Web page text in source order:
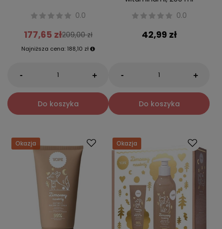
0.0
177,65 zł209,00 zł
Najniższa cena: 188,10 zł
- +
Do koszyka
0.0
42,99 zł
- +
Do koszyka
Okazja Okazja